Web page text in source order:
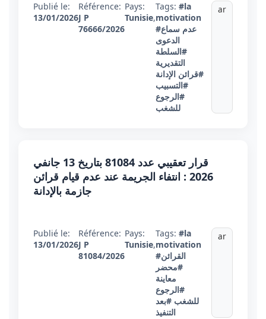
Publié le:
13/01/2026
Référence:
J P
76666/2026
Pays:
Tunisie,
Tags: #la
motivation
#عدم سماع
الدعوى
#السلطة
التقديرية
#قرائن الإدانة
#التسبيب
#الرجوع
للشغب
ar
قرار تعقيبي عدد 81084 بتاريخ 13 جانفي
2026 : انتفاء الجريمة عند عدم قيام قرائن
جازمة بالإدانة
Publié le:
13/01/2026
Référence:
J P
81084/2026
Pays:
Tunisie,
Tags: #la
motivation
#القرائن
#محضر
معاينة
#الرجوع
للشغب #بعد
التنفيذ
ar